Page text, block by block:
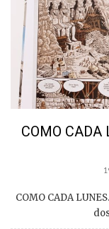
COMO CADA
COMO CADA